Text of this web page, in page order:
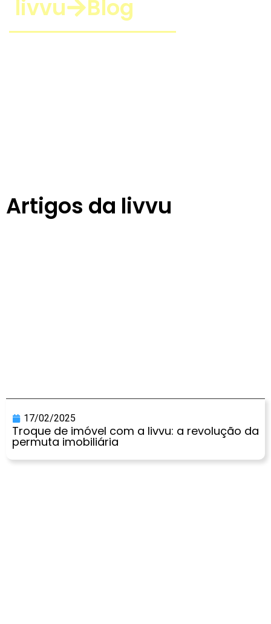
livvu Blog
Artigos da livvu
17/02/2025
Troque de imóvel com a livvu: a revolução da
permuta imobiliária